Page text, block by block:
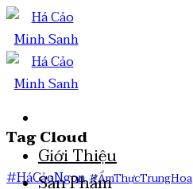
Giới Thiệu
Sản Phẩm
Tag Cloud
#HáCảoNgon#ẨmThựcTrungHoa